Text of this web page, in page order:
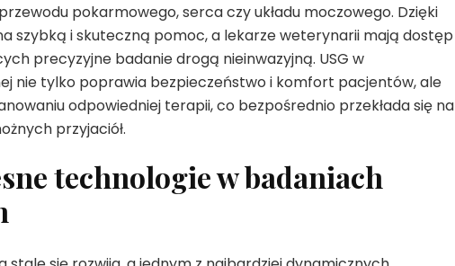
pokarmowego, serca czy układu moczowego. Dzięki
szybką i skuteczną pomoc, a lekarze weterynarii mają dostęp
precyzyjne badanie drogą nieinwazyjną. USG w
nie tylko poprawia bezpieczeństwo i komfort pacjentów, ale
odpowiedniej terapii, co bezpośrednio przekłada się na
przyjaciół.
technologie w badaniach